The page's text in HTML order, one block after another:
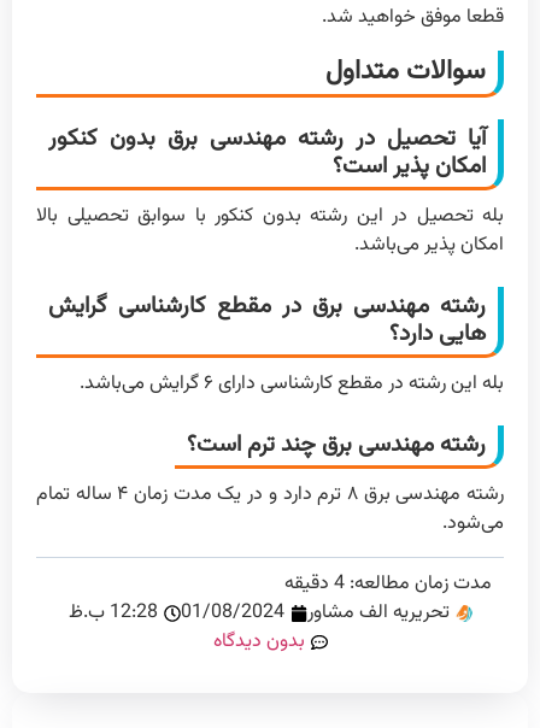
قطعا موفق خواهید شد.
سوالات متداول
آیا تحصیل در رشته مهندسی برق بدون کنکور
امکان پذیر است؟
بله تحصیل در این رشته بدون کنکور با سوابق تحصیلی بالا
امکان پذیر می‌باشد.
رشته مهندسی برق در مقطع کارشناسی گرایش
هایی دارد؟
بله این رشته در مقطع کارشناسی دارای ۶ گرایش می‌باشد.
رشته مهندسی برق چند ترم است؟
رشته مهندسی برق ۸ ترم دارد و در یک مدت زمان ۴ ساله تمام
می‌شود.
مدت زمان مطالعه: 4 دقیقه
تحریریه الف مشاور
01/08/2024
12:28 ب.ظ
بدون دیدگاه